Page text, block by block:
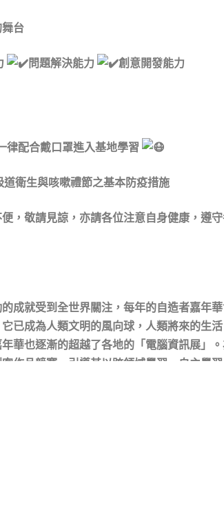
台
問題解決能力 創意開發能力
律配合戴口罩進入基地學習
道衛生與咳嗽禮節之基本防疫措施
，敬請見諒，亦請各位注意自身健康，遵
成就受到全世界關注，每年的自造者嘉年
已成為人類文明的風向球，人類將來的生
華也逐漸的超越了各地的「電腦資訊展」
作品競賽，引導其以跨領域學習、自主學